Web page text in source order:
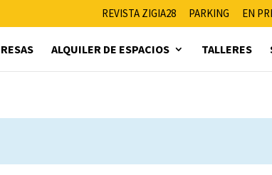
REVISTA ZIGIA28 PARKING EN
ALQUILER DE ESPACIOS TALLERES